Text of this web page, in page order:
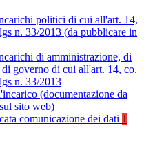
politici di cui all'art. 14,
n. 33/2013 (da pubblicare in
di amministrazione, di
governo di cui all'art. 14, co.
n. 33/2013
(documentazione da
sito web)
comunicazione dei dati 1